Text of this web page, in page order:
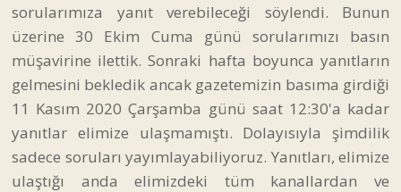
sorularımıza yanıt verebileceği söylendi. Bunun
üzerine 30 Ekim Cuma günü sorularımızı basın
müşavirine ilettik. Sonraki hafta boyunca yanıtların
gelmesini bekledik ancak gazetemizin basıma girdiği
11 Kasım 2020 Çarşamba günü saat 12:30'a kadar
yanıtlar elimize ulaşmamıştı. Dolayısıyla şimdilik
sadece soruları yayımlayabiliyoruz. Yanıtları, elimize
ulaştığı anda elimizdeki tüm kanallardan ve